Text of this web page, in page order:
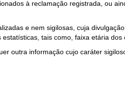
à reclamação registrada, ou
e nem sigilosas, cuja
tais como, faixa etária
outra informação cujo caráter